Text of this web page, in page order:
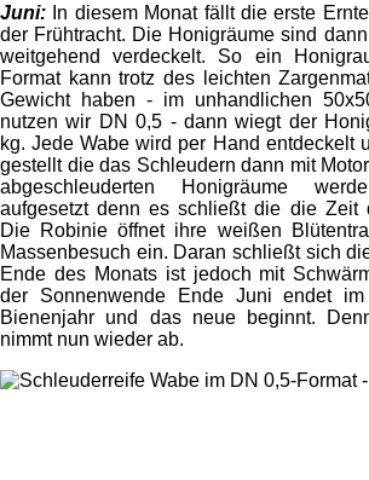
Juni: In diesem Monat fällt die erste
der Frühtracht. Die Honigräume sind
weitgehend verdeckelt. So ein
Format kann trotz des leichten
Gewicht haben - im unhandlichen
nutzen wir DN 0,5 - dann wiegt der
kg. Jede Wabe wird per Hand entdeckelt
gestellt die das Schleudern dann mit
abgeschleuderten Honigräume
aufgesetzt denn es schließt die die Zeit
Die Robinie öffnet ihre weißen
Massenbesuch ein. Daran schließt sich
Ende des Monats ist jedoch mit
der Sonnenwende Ende Juni endet im
Bienenjahr und das neue beginnt.
nimmt nun wieder ab.